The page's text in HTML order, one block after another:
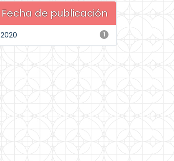
Fecha de publicación
1
2020